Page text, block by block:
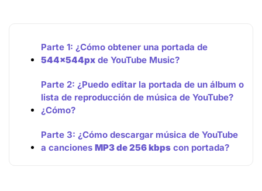
Parte 1: ¿Cómo obtener una portada de
544x544px de YouTube Music?
Parte 2: ¿Puedo editar la portada de un álbum o
lista de reproducción de música de YouTube?
¿Cómo?
Parte 3: ¿Cómo descargar música de YouTube
a cancionesMP3 de 256 kbps con portada?